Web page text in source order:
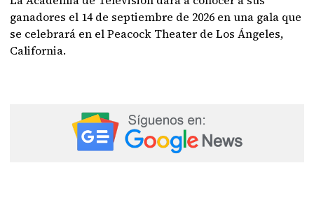
ganadores el 14 de septiembre de 2026 en una gala que
se celebrará en el Peacock Theater de Los Ángeles,
California.